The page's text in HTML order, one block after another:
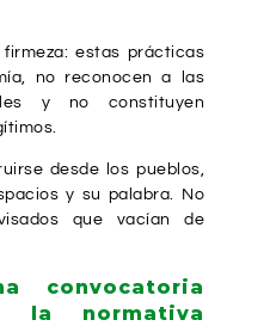
estas prácticas
no reconocen a las
y no constituyen
desde los pueblos,
y su palabra. No
que vacían de
convocatoria
la normativa